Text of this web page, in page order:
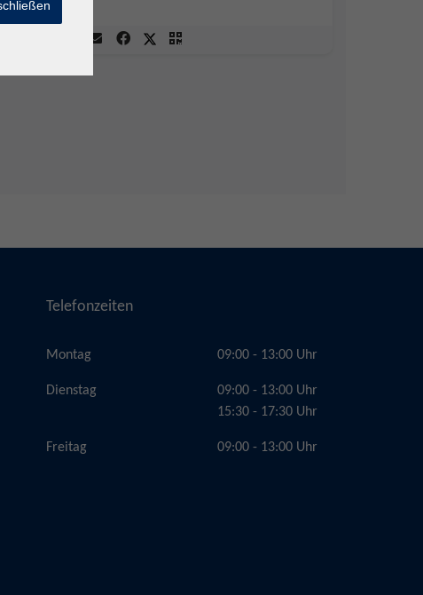
Telefonzeiten
Montag
Dienstag
Freitag
09:00 - 13:00 Uhr
09:00 - 13:00 Uhr
15:30 - 17:30 Uhr
09:00 - 13:00 Uhr